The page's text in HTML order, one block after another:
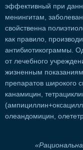
эффективный при
менингитам,
свойственна
как правило,
антибиотикограммы.
от лечебного
жизненным
препаратов широкого
канамицин,
олеандомицин,